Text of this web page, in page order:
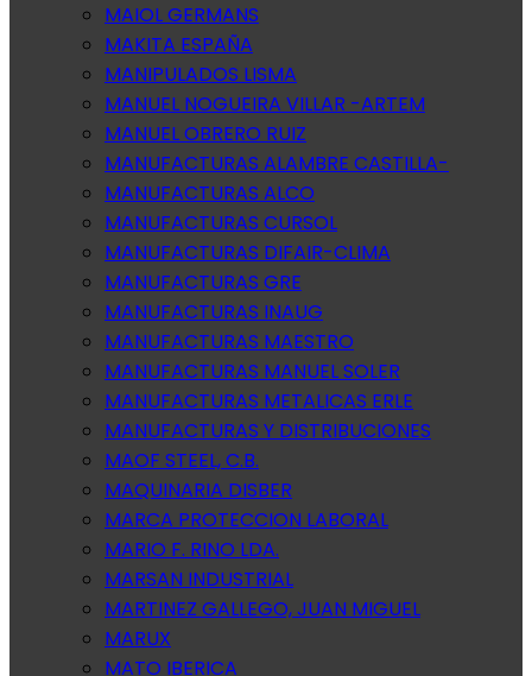
MAIOL GERMANS
MAKITA ESPAÑA
MANIPULADOS LISMA
MANUEL NOGUEIRA VILLAR -ARTEM
MANUEL OBRERO RUIZ
MANUFACTURAS ALAMBRE CASTILLA-
MANUFACTURAS ALCO
MANUFACTURAS CURSOL
MANUFACTURAS DIFAIR-CLIMA
MANUFACTURAS GRE
MANUFACTURAS INAUG
MANUFACTURAS MAESTRO
MANUFACTURAS MANUEL SOLER
MANUFACTURAS METALICAS ERLE
MANUFACTURAS Y DISTRIBUCIONES
MAOF STEEL, C.B.
MAQUINARIA DISBER
MARCA PROTECCION LABORAL
MARIO F. RINO LDA.
MARSAN INDUSTRIAL
MARTINEZ GALLEGO, JUAN MIGUEL
MARUX
MATO IBERICA